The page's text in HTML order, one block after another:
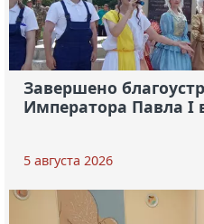
Завершено
Императора Павла I
5 августа 2026